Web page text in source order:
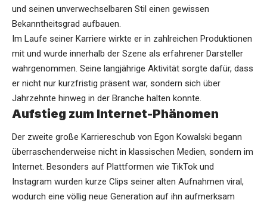
und seinen unverwechselbaren Stil einen gewissen
Bekanntheitsgrad aufbauen.
Im Laufe seiner Karriere wirkte er in zahlreichen Produktionen
mit und wurde innerhalb der Szene als erfahrener Darsteller
wahrgenommen. Seine langjährige Aktivität sorgte dafür, dass
er nicht nur kurzfristig präsent war, sondern sich über
Jahrzehnte hinweg in der Branche halten konnte.
Aufstieg zum Internet-Phänomen
Der zweite große Karriereschub von Egon Kowalski begann
überraschenderweise nicht in klassischen Medien, sondern im
Internet. Besonders auf Plattformen wie TikTok und
Instagram wurden kurze Clips seiner alten Aufnahmen viral,
wodurch eine völlig neue Generation auf ihn aufmerksam